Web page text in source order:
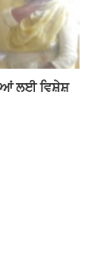
ਲਈ ਵਿਸ਼ੇਸ਼